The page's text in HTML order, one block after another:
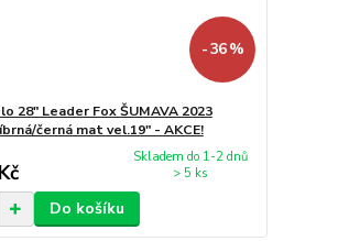
- 36 %
28" Leader Fox ŠUMAVA 2023
černá mat vel.19" - AKCE!
Skladem do 1-2 dnů
> 5 ks
Do košíku